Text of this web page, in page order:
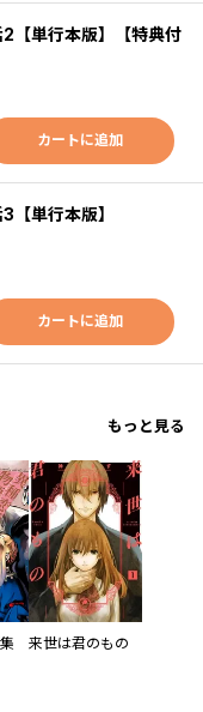
【単行本版】【特典付
カートに追加
【単行本版】
カートに追加
もっと見る
来世は君のもの